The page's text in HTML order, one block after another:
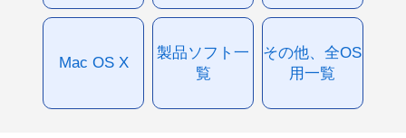
Mac OS X
製品ソフト一
覧
その他、全OS
用一覧